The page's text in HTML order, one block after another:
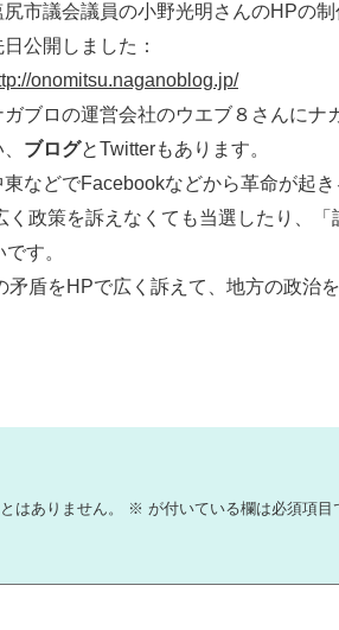
尻市議会議員の小野光明さんのHPの
日公開しました：
onomitsu.naganoblog.jp/
ガブロの運営会社のウエブ８さんにナ
ブログとTwitterもあります。
東などでFacebookなどから革命が起
政策を訴えなくても当選したり、
す。
盾をHPで広く訴えて、地方の政治
はありません。 ※ が付いている欄は必須項目